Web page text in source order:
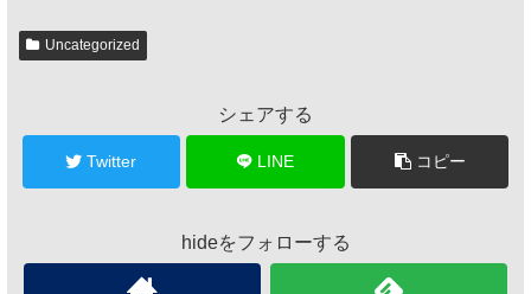
Uncategorized
シェアする
Twitter LINE コピー
hideをフォローする